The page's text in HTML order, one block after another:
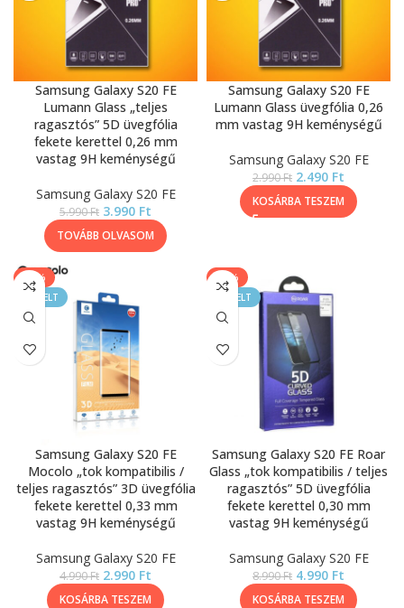
Samsung Galaxy S20 FE
Lumann Glass „teljes
ragasztós” 5D üvegfólia
fekete kerettel 0,26 mm
vastag 9H keménységű
Samsung Galaxy S20 FE
5.990Ft 3.990 Ft
TOVÁBB OLVASOM
Samsung Galaxy S20 FE
Lumann Glass üvegfólia 0,26
mm vastag 9H keménységű
Samsung Galaxy S20 FE
2.990Ft 2.490 Ft
KOSÁRBA TESZEM
-40%
KIEMELT
Samsung Galaxy S20 FE
Mocolo „tok kompatibilis /
teljes ragasztós” 3D üvegfólia
fekete kerettel 0,33 mm
vastag 9H keménységű
Samsung Galaxy S20 FE
4.990Ft 2.990 Ft
KOSÁRBA TESZEM
-44%
KIEMELT
Samsung Galaxy S20 FE Roar
Glass „tok kompatibilis / teljes
ragasztós” 5D üvegfólia
fekete kerettel 0,30 mm
vastag 9H keménységű
Samsung Galaxy S20 FE
8.990Ft 4.990 Ft
KOSÁRBA TESZEM